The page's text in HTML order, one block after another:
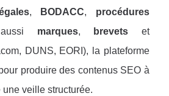
, BODACC, procédures
marques, brevets et
DUNS, EORI), la plateforme
produire des contenus SEO à
veille structurée.